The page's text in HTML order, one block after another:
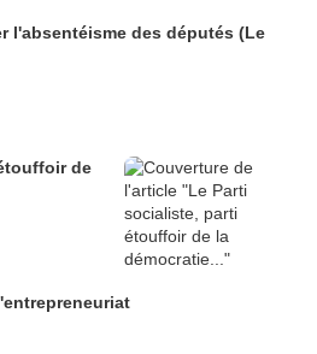
l'absentéisme des députés (Le
de